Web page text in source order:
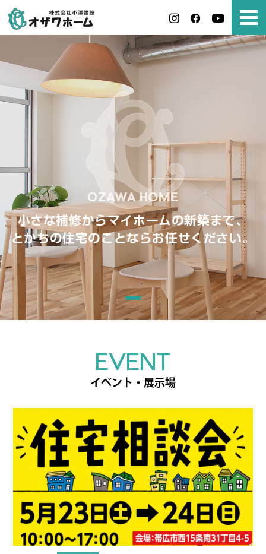
小さな補修からマイホームの新築まで、
とかちの住宅のことならお任せください。
EVENT
イベント・展示場